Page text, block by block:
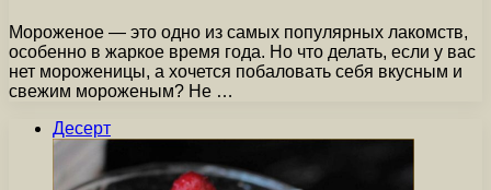
Мороженое — это одно из самых популярных лакомств,
особенно в жаркое время года. Но что делать, если у вас
нет мороженицы, а хочется побаловать себя вкусным и
свежим мороженым? Не …
Десерт